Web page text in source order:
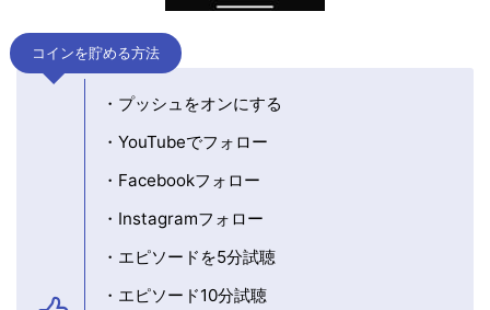
コインを貯める方法
・プッシュをオンにする
・YouTubeでフォロー
・Facebookフォロー
・Instagramフォロー
・エピソードを5分試聴
・エピソード10分試聴